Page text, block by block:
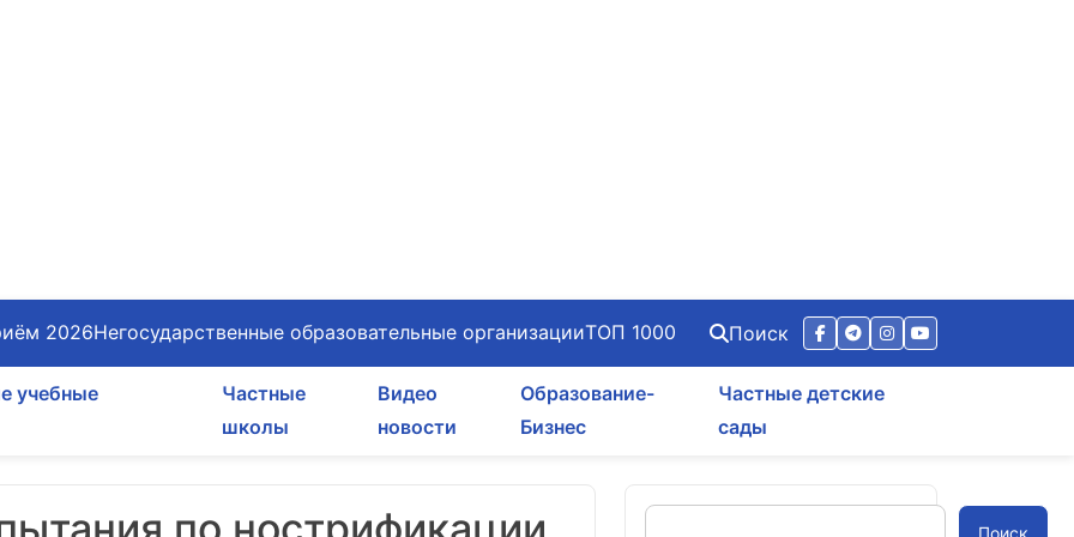
2026Негосударственные образовательные организацииТОП 1000 Поиск
учебные
Частные
школы
Видео
новости
Образование-
Бизнес
Частные детские
сады
Поиск